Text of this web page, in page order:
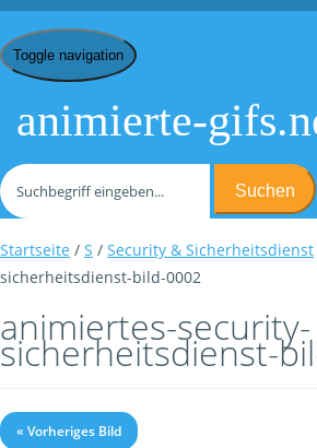
Toggle navigation
animierte-
Suchen
Startseite / S / Security & Sicherheitsdienst
sicherheitsdienst-bild-0002
animiertes-security-
sicherheitsdienst-
« Vorheriges Bild